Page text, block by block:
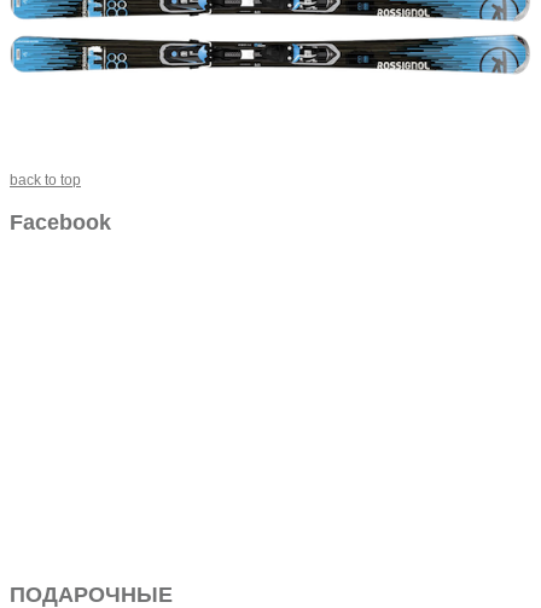
back to top
Facebook
ПОДАРОЧНЫЕ